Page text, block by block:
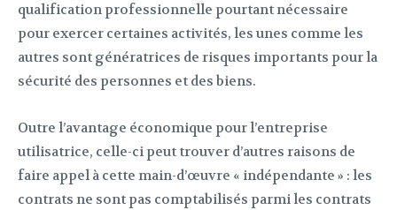
qualification professionnelle pourtant nécessaire
pour exercer certaines activités, les unes comme les
autres sont génératrices de risques importants pour la
sécurité des personnes et des biens.
Outre l’avantage économique pour l’entreprise
utilisatrice, celle-ci peut trouver d’autres raisons de
faire appel à cette main-d’œuvre « indépendante » : les
contrats ne sont pas comptabilisés parmi les contrats